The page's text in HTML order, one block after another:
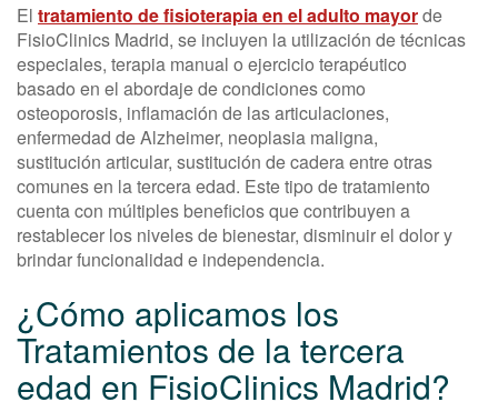
El tratamiento de fisioterapia en el adulto mayorde
FisioClinics Madrid, se incluyen la utilización de técnicas
especiales, terapia manual o ejercicio terapéutico
basado en el abordaje de condiciones como
osteoporosis, inflamación de las articulaciones,
enfermedad de Alzheimer, neoplasia maligna,
sustitución articular, sustitución de cadera entre otras
comunes en la tercera edad. Este tipo de tratamiento
cuenta con múltiples beneficios que contribuyen a
restablecer los niveles de bienestar, disminuir el dolor y
brindar funcionalidad e independencia.
¿Cómo aplicamos los
Tratamientos de la tercera
edad en FisioClinics Madrid?